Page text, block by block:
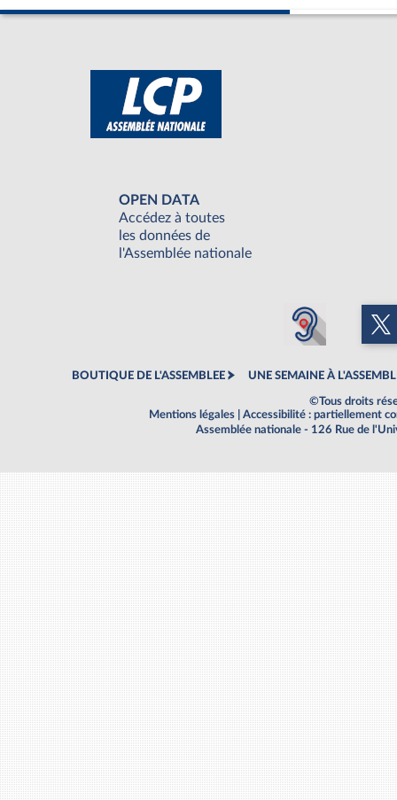
OPEN DATA
Accédez à toutes
les données de
l'Assemblée nationale
BOUTIQUE DE L'ASSEMBLEE UNE SEMAINE À
©Tous droits
Mentions légales
Accessibilité : partiellement
Assemblée nationale - 126 Rue de